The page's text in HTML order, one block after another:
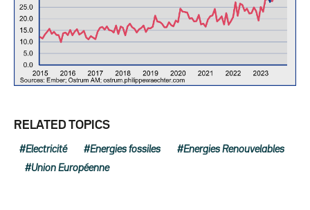
RELATED TOPICS
Electricité Energies fossiles Energies Renouvelables
Union Européenne